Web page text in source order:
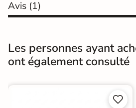
Résistance à
l'usure
GR5 -
Bords rectifié
Finition Mate
Avis (1)
Les personnes ayant
ont également consulté

